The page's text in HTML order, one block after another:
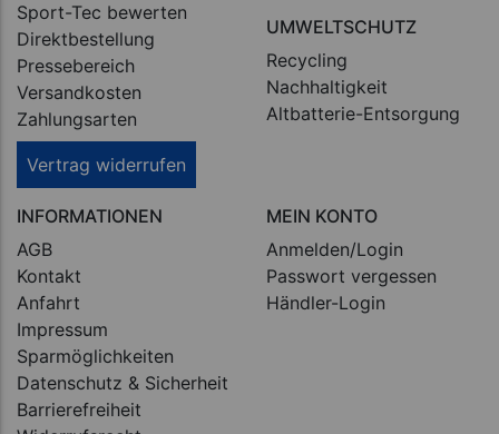
Sport-Tec bewerten
Direktbestellung
Pressebereich
Versandkosten
Zahlungsarten
Vertrag widerrufen
UMWELTSCHUTZ
Recycling
Nachhaltigkeit
Altbatterie-Entsorgung
INFORMATIONEN
AGB
Kontakt
Anfahrt
Impressum
Sparmöglichkeiten
Datenschutz & Sicherheit
Barrierefreiheit
MEIN KONTO
Anmelden/Login
Passwort vergessen
Händler-Login